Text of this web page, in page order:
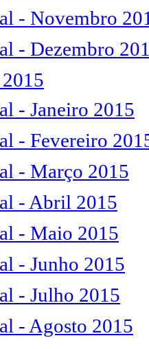
- Novembro
- Dezembro
- Janeiro 2015
- Fevereiro
- Março 2015
- Abril 2015
- Maio 2015
- Junho 2015
- Julho 2015
- Agosto 2015